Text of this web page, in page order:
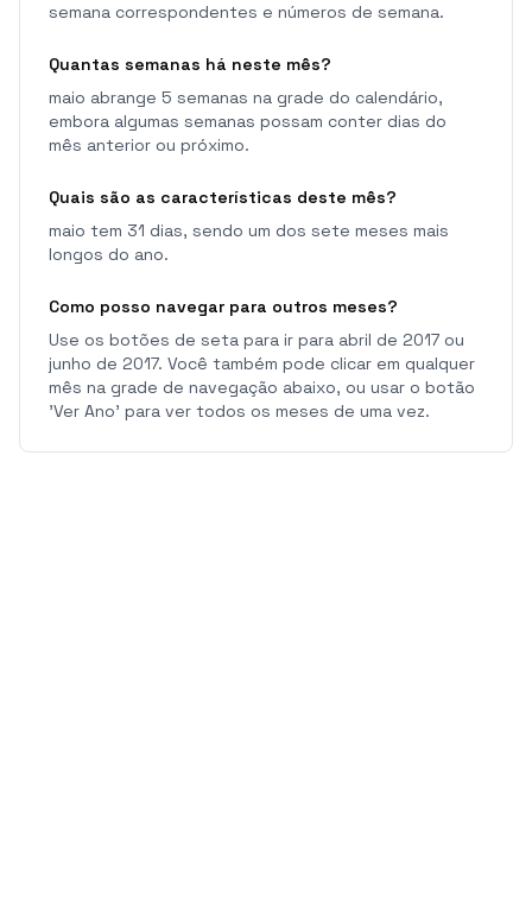
semana correspondentes e números de semana.
Quantas semanas há neste mês?
maio abrange 5 semanas na grade do calendário,
embora algumas semanas possam conter dias do
mês anterior ou próximo.
Quais são as características deste mês?
maio tem 31 dias, sendo um dos sete meses mais
longos do ano.
Como posso navegar para outros meses?
Use os botões de seta para ir para abril de 2017 ou
junho de 2017. Você também pode clicar em qualquer
mês na grade de navegação abaixo, ou usar o botão
'Ver Ano' para ver todos os meses de uma vez.